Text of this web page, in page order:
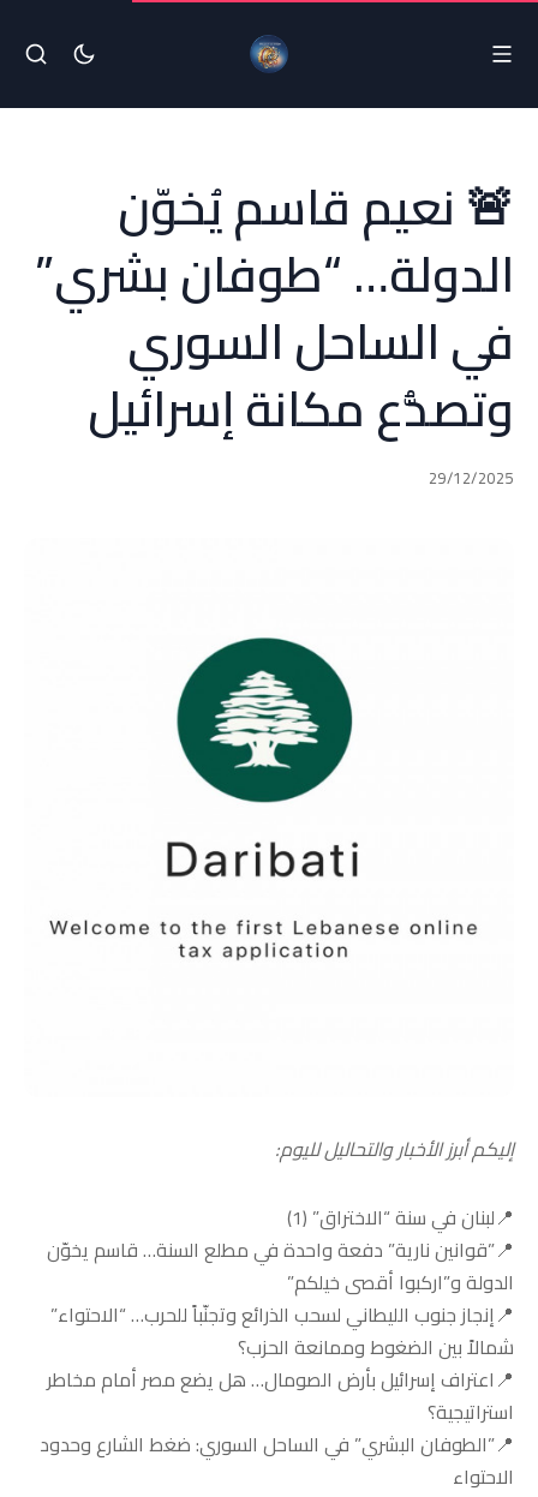
🚨 نعيم قاسم يُخوّن
الدولة… “طوفان بشري”
في الساحل السوري
وتصدُّع مكانة إسرائيل
29/12/2025
إليكم أبرز الأخبار والتحاليل لليوم:
📍لبنان في سنة “الاختراق” (1)
📍”قوانين نارية” دفعة واحدة في مطلع السنة… قاسم يخوّن
الدولة و”اركبوا أقصى خيلكم”
📍إنجاز جنوب الليطاني لسحب الذرائع وتجنّباً للحرب… “الاحتواء”
شمالاً بين الضغوط وممانعة الحزب؟
📍اعتراف إسرائيل بأرض الصومال… هل يضع مصر أمام مخاطر
استراتيجية؟
📍”الطوفان البشري” في الساحل السوري: ضغط الشارع وحدود
الاحتواء